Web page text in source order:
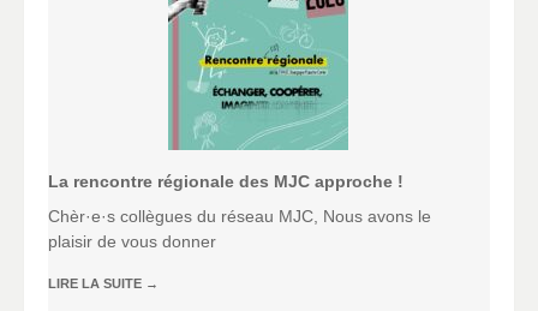
La rencontre régionale des MJC approche !
Chèr·e·s collègues du réseau MJC, Nous avons le
plaisir de vous donner
LIRE LA SUITE →